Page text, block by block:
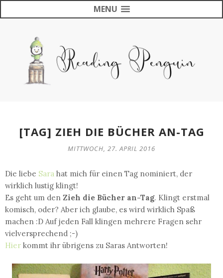
MENU
[TAG] ZIEH DIE BÜCHER AN-TAG
MITTWOCH, 27. APRIL 2016
Die liebe Sara hat mich für einen Tag nominiert, der
wirklich lustig klingt!
Es geht um den Zieh die Bücher an-Tag. Klingt erstmal
komisch, oder? Aber ich glaube, es wird wirklich Spaß
machen :D Auf jeden Fall klingen mehrere Fragen sehr
vielversprechend ;-)
Hier kommt ihr übrigens zu Saras Antworten!